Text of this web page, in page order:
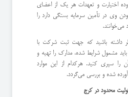
اختیارت و تعهدات هر یک از اعضای
وی در تأمین سرمایه بستگی دارد را
داشته باشید که جهت ثبت شرکت با
مشمول شرایط شده، مدارک را تهیه و
را سپری کنید. هرکدام از این موارد
شده و بررسی می‌گردد.
محدود در کرج